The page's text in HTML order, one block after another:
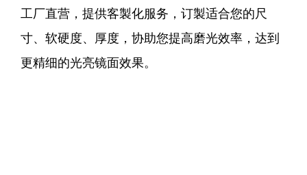
工厂直营，提供客製化服务，订製适合您的尺
寸、软硬度、厚度，协助您提高磨光效率，达到
更精细的光亮镜面效果。